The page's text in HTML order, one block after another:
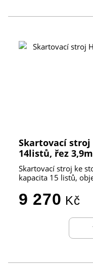
Skartovací stroj
14listů, řez
Skartovací stroj ke
kapacita 15 listů,
9 270 Kč